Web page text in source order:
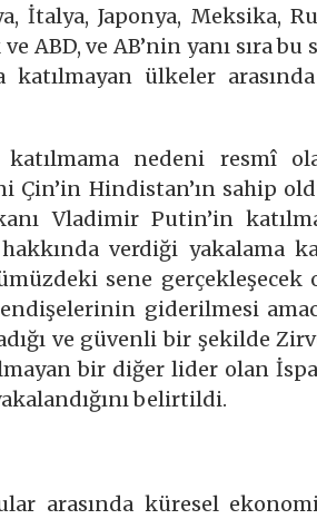
İtalya, Japonya, Meksika,
ABD, ve AB’nin yanı sıra bu
ülkeler
nedeni resmî
Çin’in Hindistan’ın sahip
Vladimir Putin’in
verdiği yakalama
sene gerçekleşecek
giderilmesi
ve güvenli bir şekilde
bir diğer lider olan
belirtildi.
arasında küresel